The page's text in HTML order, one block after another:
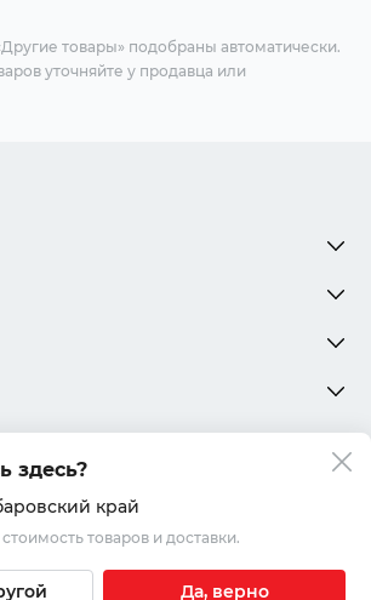
товары» подобраны автоматически.
уточняйте у продавца или
«Юкар»
здесь?
край
товаров и доставки.
Да, верно